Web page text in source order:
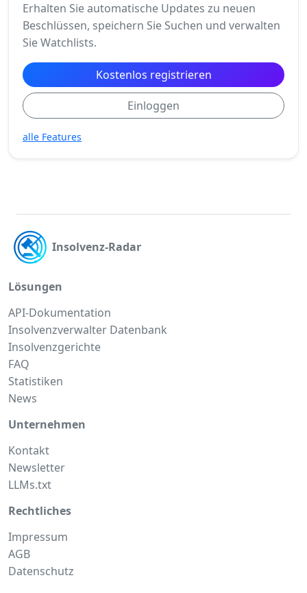
Erhalten Sie automatische Updates zu neuen
Beschlüssen, speichern Sie Suchen und verwalten
Sie Watchlists.
Kostenlos registrieren
Einloggen
alle Features
Insolvenz-Radar
Lösungen
API-Dokumentation
Insolvenzverwalter Datenbank
Insolvenzgerichte
FAQ
Statistiken
News
Unternehmen
Kontakt
Newsletter
LLMs.txt
Rechtliches
Impressum
AGB
Datenschutz